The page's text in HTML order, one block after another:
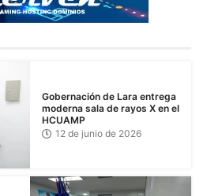
Gobernación de Lara entrega
moderna sala de rayos X en el
HCUAMP
12 de junio de 2026